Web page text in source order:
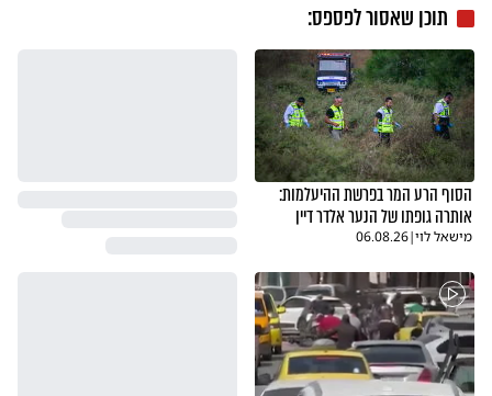
תוכן שאסור לפספס:
הסוף הרע המר בפרשת ההיעלמות:
אותרה גופתו של הנער אלדר דיין
מישאל לוי|
06.08.26